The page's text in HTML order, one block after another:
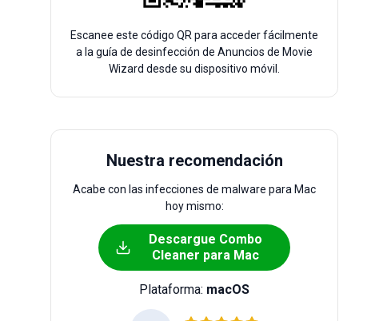
Escanee este código QR para acceder fácilmente
a la guía de desinfección de Anuncios de Movie
Wizard desde su dispositivo móvil.
Nuestra recomendación
Acabe con las infecciones de malware para Mac
hoy mismo:
Descargue Combo
Cleaner para Mac
Plataforma: macOS